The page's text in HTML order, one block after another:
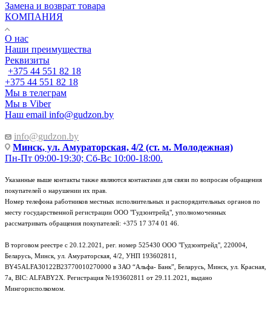
Замена и возврат товара
КОМПАНИЯ
О нас
Наши преимущества
Реквизиты
+375 44 551 82 18
+375 44 551 82 18
Мы в телеграм
Мы в Viber
Наш email info@gudzon.by
info@gudzon.by
Минск, ул. Амураторская, 4/2 (ст. м. Молодежная)
Пн-Пт 09:00-19:30; Сб-Вс 10:00-18:00.
Указанные выше контакты также являются контактами для связи по вопросам обращения
покупателей о нарушении их прав.
Номер телефона работников местных исполнительных и распорядительных органов по
месту государственной регистрации ООО "Гудзонтрейд", уполномоченных
рассматривать обращения покупателей: +375 17 374 01 46.
В торговом реестре с 20.12.2021, рег. номер 525430 ООО "Гудзонтрейд", 220004,
Беларусь, Минск, ул. Амураторская, 4/2, УНП 193602811,
BY45ALFA30122B23770010270000 в ЗАО “Альфа- Банк”, Беларусь, Минск, ул. Красная,
7а, BIC: ALFABY2X. Регистрация №193602811 от 29.11.2021, выдано
Мингорисполкомом.